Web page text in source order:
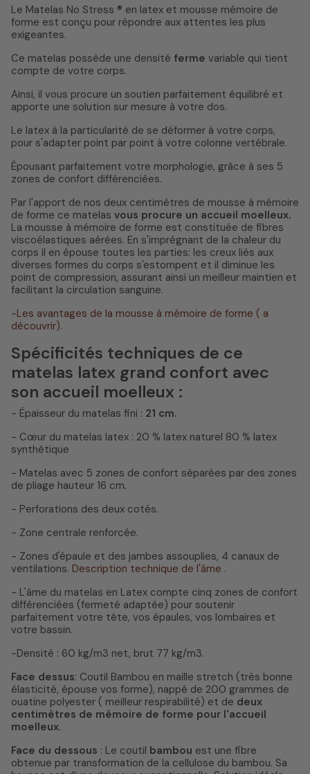
Le Matelas No Stress ® en latex et mousse mémoire de
forme est conçu pour répondre aux attentes les plus
exigeantes.
Ce matelas possède une densité ferme variable qui tient
compte de votre corps.
Ainsi, il vous procure un soutien parfaitement équilibré et
apporte une solution sur mesure à votre dos.
Le latex à la particularité de se déformer à votre corps,
pour s'adapter point par point à votre colonne vertébrale.
Épousant parfaitement votre morphologie, grâce à ses 5
zones de confort différenciées.
Par l'apport de nos deux centimètres de mousse à mémoire
de forme ce matelas vous procure un accueil moelleux.
La mousse à mémoire de forme est constituée de fibres
viscoélastiques aérées. En s'imprégnant de la chaleur du
corps il en épouse toutes les parties: les creux liés aux
diverses formes du corps s'estompent et il diminue les
point de compression, assurant ainsi un meilleur maintien et
facilitant la circulation sanguine.
-Les avantages de la mousse à mémoire de forme ( a
découvrir).
Spécificités techniques de ce
matelas latex grand confort avec
son accueil moelleux :
- Épaisseur du matelas fini : 21 cm.
- Cœur du matelas latex : 20 % latex naturel 80 % latex
synthétique
- Matelas avec 5 zones de confort séparées par des zones
de pliage hauteur 16 cm.
- Perforations des deux cotés.
- Zone centrale renforcée.
- Zones d'épaule et des jambes assouplies, 4 canaux de
ventilations. Description technique de l'âme .
- L'âme du matelas en Latex compte cinq zones de confort
différenciées (fermeté adaptée) pour soutenir
parfaitement votre tête, vos épaules, vos lombaires et
votre bassin.
-Densité : 60 kg/m3 net, brut 77 kg/m3.
Face dessus: Coutil Bambou en maille stretch (très bonne
élasticité, épouse vos forme), nappé de 200 grammes de
ouatine polyester ( meilleur respirabilité) et de deux
centimètres de mémoire de forme pour l'accueil
moelleux.
Face du dessous : Le coutil bambou est une fibre
obtenue par transformation de la cellulose du bambou. Sa